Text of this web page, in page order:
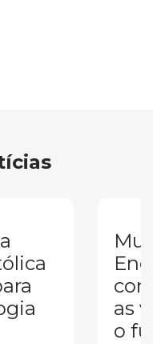
as
o